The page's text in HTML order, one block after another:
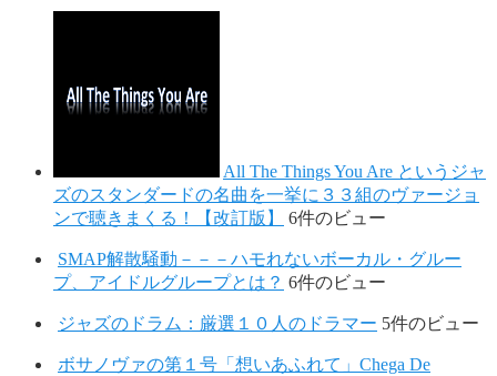
All The Things You Are というジャ
ズのスタンダードの名曲を一挙に３３組のヴァージョ
ンで聴きまくる！【改訂版】
6件のビュー
SMAP解散騒動－－－ハモれないボーカル・グルー
プ、アイドルグループとは？ 6件のビュー
ジャズのドラム：厳選１０人のドラマー 5件のビュー
ボサノヴァの第１号「想いあふれて」Chega De